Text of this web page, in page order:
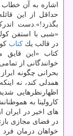
اشاره به آن خطاب
حداقل از این
بگذرد!».دست
«شبی با استفن
در قالب یك كتاب
كتاب «این
خوانندگانی از
بحرانی چگونه
همدلی كند، نه
اظهارنظرهایی
كارولینا به
های اخیر در
در فضای مجازی
خواهان درمان